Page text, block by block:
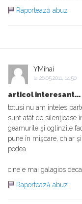
Raportează abuz
YMihai
la 26.05.2011, 14:50
articol interesant...
totusi nu am inteles
sunt atât de silenţioase
geamurile şi oglinzile
pune în mişcare, chiar
podea.
cine e mai galagios
Raportează abuz